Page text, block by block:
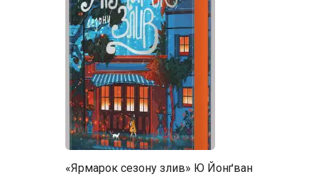
«Ярмарок сезону злив» Ю Йонґван